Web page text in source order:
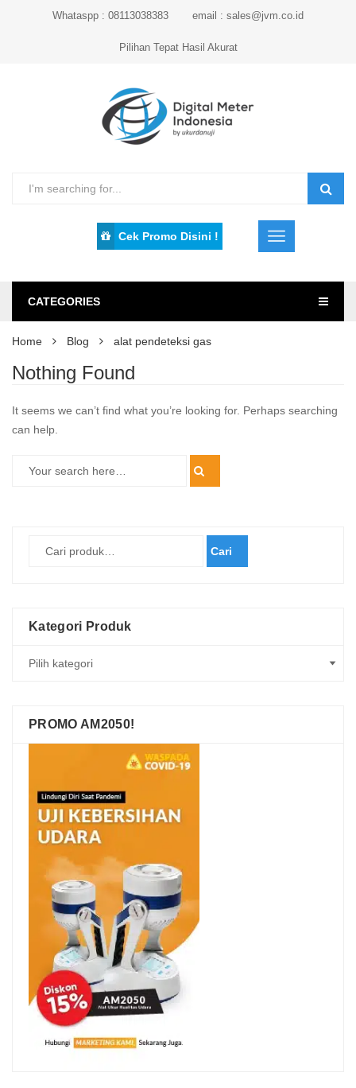
Whataspp : 08113038383 email : sales@jvm.co.id
Pilihan Tepat Hasil Akurat
Cek Promo Disini !
CATEGORIES
Home Blog alat pendeteksi gas
Nothing Found
It seems we can’t find what you’re looking for. Perhaps searching
can help.
Cari
Kategori Produk
PROMO AM2050!